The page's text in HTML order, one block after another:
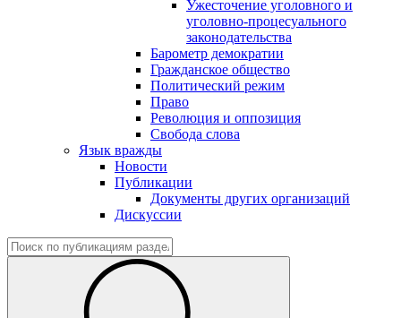
Ужесточение уголовного и
уголовно-процесуального
законодательства
Барометр демократии
Гражданское общество
Политический режим
Право
Революция и оппозиция
Свобода слова
Язык вражды
Новости
Публикации
Документы других организаций
Дискуссии